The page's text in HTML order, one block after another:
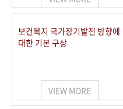
보건복지 국가장기발전 방향에
대한 기본 구상
VIEW MORE